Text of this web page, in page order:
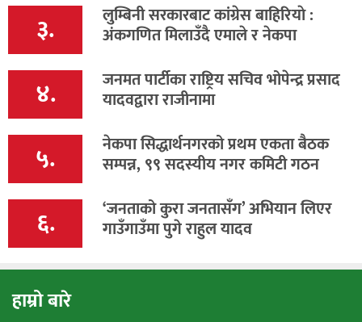
३. लुम्बिनी सरकारबाट कांग्रेस बाहिरियाे :
अंकगणित मिलाउँदै एमाले र नेकपा
४. जनमत पार्टीका राष्ट्रिय सचिव भोपेन्द्र प्रसाद
यादवद्वारा राजीनामा
५. नेकपा सिद्धार्थनगरको प्रथम एकता बैठक
सम्पन्न, ९९ सदस्यीय नगर कमिटी गठन
६. ‘जनताको कुरा जनतासँग’ अभियान लिएर
गाउँगाउँमा पुगे राहुल यादव
हाम्रो बारे